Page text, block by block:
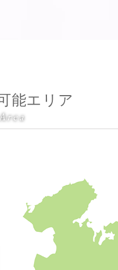
能エリア